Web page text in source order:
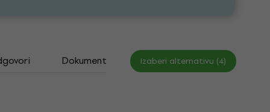
Dokumenti Izaberi alternativu (4)